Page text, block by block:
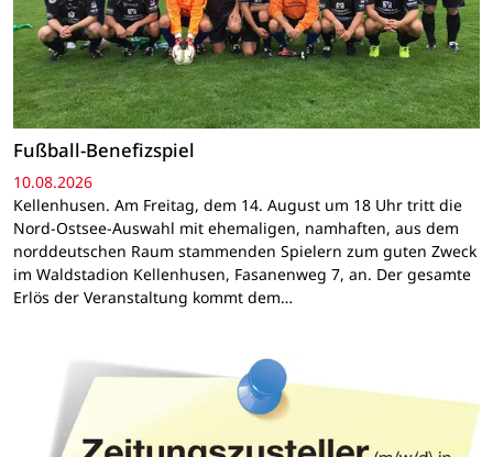
Fußball-Benefizspiel
10.08.2026
Kellenhusen. Am Freitag, dem 14. August um 18 Uhr tritt die
Nord-Ostsee-Auswahl mit ehemaligen, namhaften, aus dem
norddeutschen Raum stammenden Spielern zum guten Zweck
im Waldstadion Kellenhusen, Fasanenweg 7, an. Der gesamte
Erlös der Veranstaltung kommt dem…